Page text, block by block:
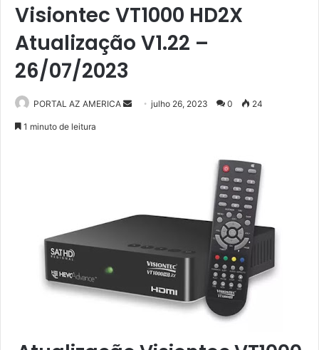
Visiontec VT1000 HD2X
Atualização V1.22 –
26/07/2023
PORTAL AZ AMERICA
i
julho 26, 2023 0 24
1 minuto de leitura